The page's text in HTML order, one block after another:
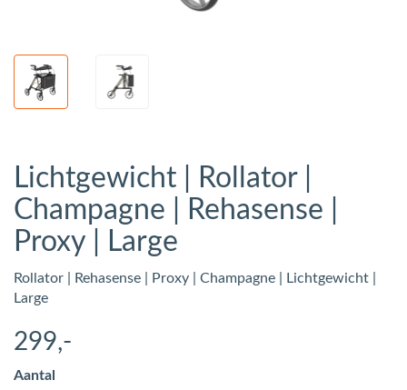
Lichtgewicht | Rollator |
Champagne | Rehasense |
Proxy | Large
Rollator | Rehasense | Proxy | Champagne | Lichtgewicht |
Large
299,-
Aantal